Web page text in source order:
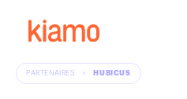
PARTENAIRES > HUBICUS